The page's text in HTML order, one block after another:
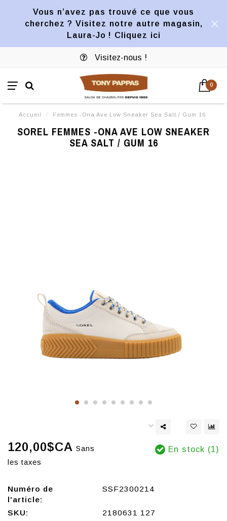
Vous n’avez pas trouvé ce que vous
cherchez ? Visitez notre autre magasin,
Laura-Jo ! Cliquez ici
Visitez-nous !
0
Accueil / Femmes -Ona Ave Low Sneaker Sea Salt / Gum 16
SOREL FEMMES -ONA AVE LOW SNEAKER
SEA SALT / GUM 16
120,00$CA Sans
les taxes
En stock (1)
Numéro de
l'article:
SSF2300214
SKU:
2180631 127